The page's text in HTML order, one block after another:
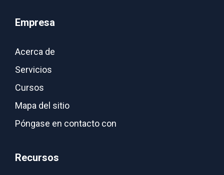
Empresa
Acerca de
Servicios
Cursos
Mapa del sitio
Póngase en contacto con
Recursos